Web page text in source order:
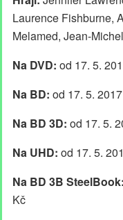
Laurence Fishburne,
Melamed, Jean-
Na DVD: od 17. 5.
Na BD: od 17. 5.
Na BD 3D: od 17. 5.
Na UHD: od 17. 5.
Na BD 3B SteelBook:
Kč